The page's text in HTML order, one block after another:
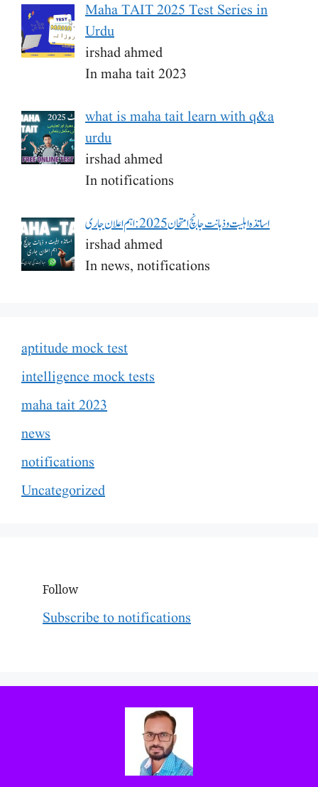
Maha TAIT 2025 Test Series in
Urdu
irshad ahmed
In maha tait 2023
what is maha tait learn with q&a
urdu
irshad ahmed
In notifications
اساتذہ اہلیت و ذہانت جانچ امتحان 2025: اہم اعلان جاری
irshad ahmed
In news, notifications
aptitude mock test
intelligence mock tests
maha tait 2023
news
notifications
Uncategorized
Follow
Subscribe to notifications